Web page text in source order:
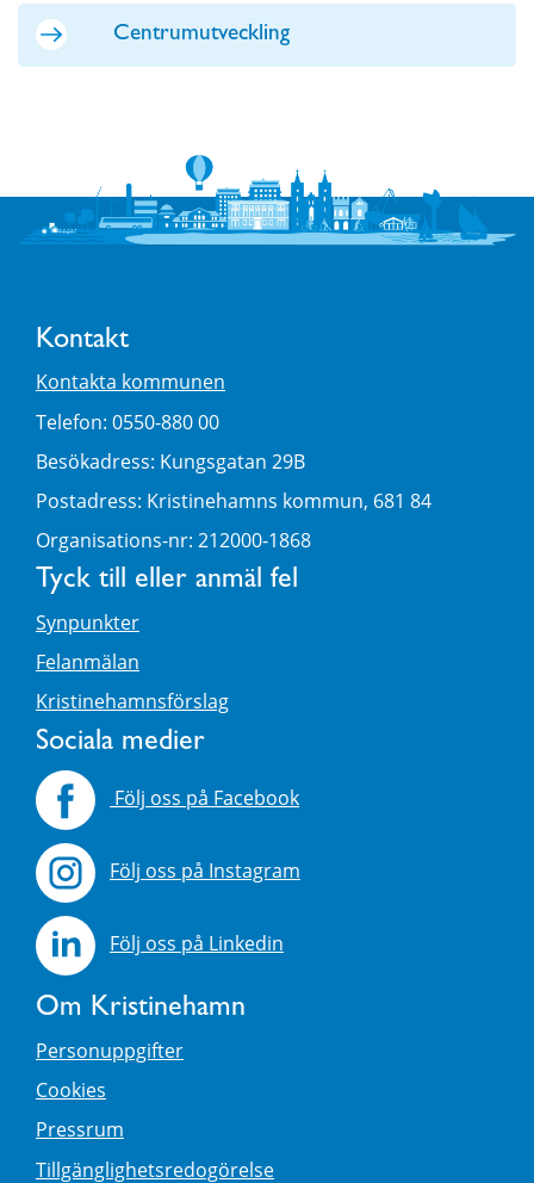
Centrumutveckling
Kontakt
Kontakta kommunen
Telefon: 0550-880 00
Besökadress: Kungsgatan 29B
Postadress: Kristinehamns kommun, 681 84
Organisations-nr: 212000-1868
Tyck till eller anmäl fel
Synpunkter
Felanmälan
Kristinehamnsförslag
Sociala medier
Följ oss på Facebook
Följ oss på Instagram
Följ oss på Linkedin
Om Kristinehamn
Personuppgifter
Cookies
Pressrum
Tillgänglighetsredogörelse